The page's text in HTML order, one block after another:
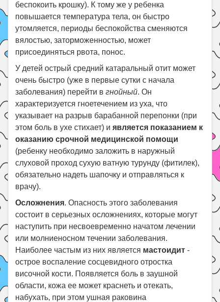
беспокоить крошку). К тому же у ребенка
повышается температура тела, он быстро
утомляется, периоды беспокойства сменяются
вялостью, заторможенностью, может
присоединяться рвота, понос.
У детей острый средний катаральный отит может
очень быстро (уже в первые сутки с начала
заболевания) перейти вгнойный. Он
характеризуется гноетечением из уха, что
указывает на разрыв барабанной перепонки (при
этом боль в ухе стихает) иявляется показанием к
оказанию срочной медицинской помощи
(ребенку необходимо заложить в наружный
слуховой проход сухую ватную турунду (фитилек),
обязательно надеть шапочку и отправляться к
врачу).
Осложнения. Опасность этого заболевания
состоит в серьезных осложнениях, которые могут
наступить при несвоевременно начатом лечении
или молниеносном течении заболевания.
Наиболее частым из них является мастоидит -
острое воспаление сосцевидного отростка
височной кости. Появляется боль в заушной
области, кожа ее может краснеть и отекать,
набухать, при этом ушная раковина